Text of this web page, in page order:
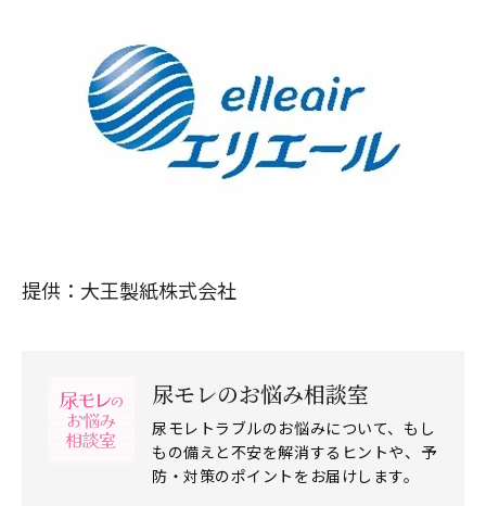
提供：大王製紙株式会社
尿モレのお悩み相談室
尿モレトラブルのお悩みについて、もし
もの備えと不安を解消するヒントや、予
防・対策のポイントをお届けします。